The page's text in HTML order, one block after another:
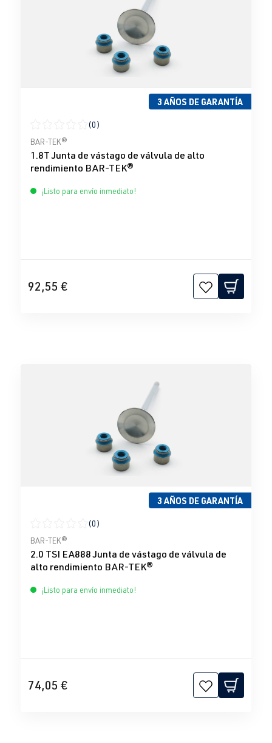
3 AÑOS DE GARANTÍA
Calificación promedio de 0 de 5 estrellas
(0)
BAR-TEK®
1.8T Junta de vástago de válvula de alto
rendimiento BAR-TEK®
¡Listo para envío inmediato!
92,55 €
3 AÑOS DE GARANTÍA
Calificación promedio de 0 de 5 estrellas
(0)
BAR-TEK®
2.0 TSI EA888 Junta de vástago de válvula de
alto rendimiento BAR-TEK®
¡Listo para envío inmediato!
74,05 €